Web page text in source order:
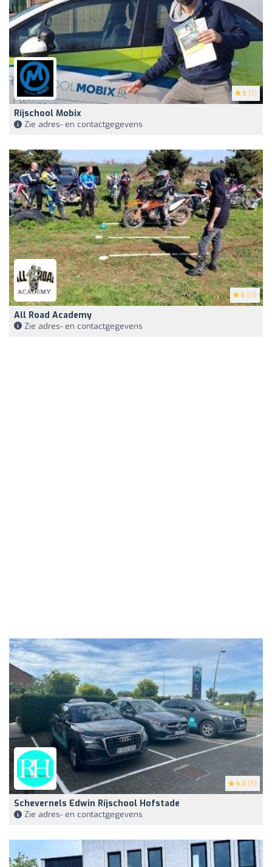
5 (3)
Rijschool Mobix
Zie adres- en contactgegevens
5 (17)
All Road Academy
Zie adres- en contactgegevens
4.2 (5)
Schevernels Edwin Rijschool Hofstade
Zie adres- en contactgegevens